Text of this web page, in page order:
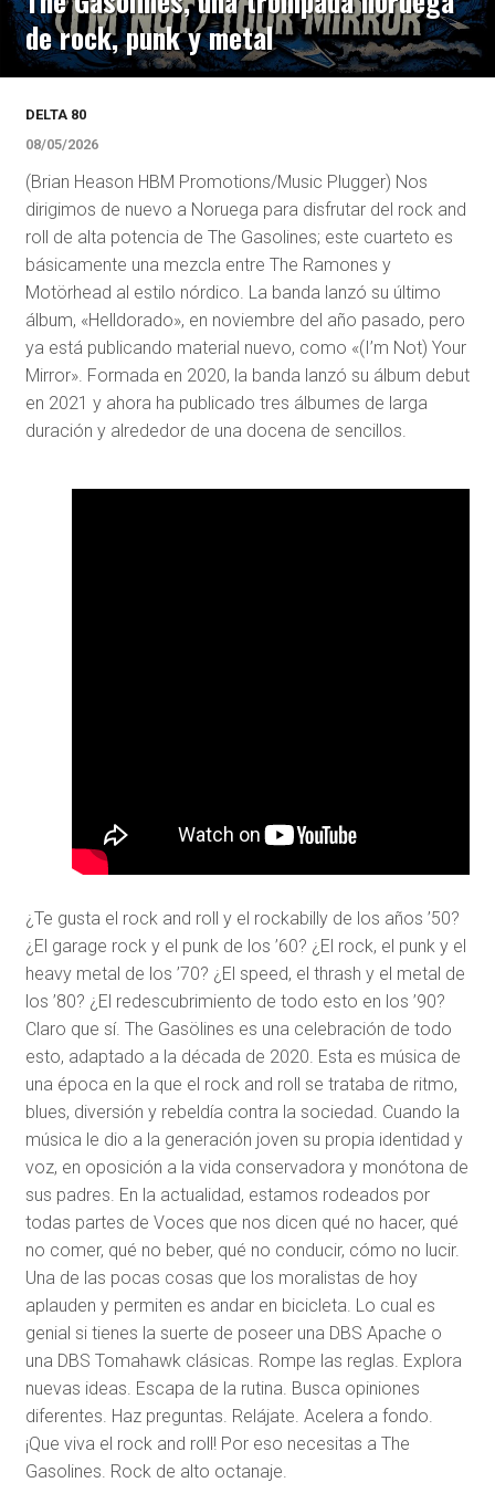
de rock, punk y metal
DELTA 80
08/05/2026
(Brian Heason HBM Promotions/Music Plugger) Nos
dirigimos de nuevo a Noruega para disfrutar del rock and
roll de alta potencia de The Gasolines; este cuarteto es
básicamente una mezcla entre The Ramones y
Motörhead al estilo nórdico. La banda lanzó su último
álbum, «Helldorado», en noviembre del año pasado, pero
ya está publicando material nuevo, como «(I’m Not) Your
Mirror». Formada en 2020, la banda lanzó su álbum debut
en 2021 y ahora ha publicado tres álbumes de larga
duración y alrededor de una docena de sencillos.
¿Te gusta el rock and roll y el rockabilly de los años ’50?
¿El garage rock y el punk de los ’60? ¿El rock, el punk y el
heavy metal de los ’70? ¿El speed, el thrash y el metal de
los ’80? ¿El redescubrimiento de todo esto en los ’90?
Claro que sí. The Gasölines es una celebración de todo
esto, adaptado a la década de 2020. Esta es música de
una época en la que el rock and roll se trataba de ritmo,
blues, diversión y rebeldía contra la sociedad. Cuando la
música le dio a la generación joven su propia identidad y
voz, en oposición a la vida conservadora y monótona de
sus padres. En la actualidad, estamos rodeados por
todas partes de Voces que nos dicen qué no hacer, qué
no comer, qué no beber, qué no conducir, cómo no lucir.
Una de las pocas cosas que los moralistas de hoy
aplauden y permiten es andar en bicicleta. Lo cual es
genial si tienes la suerte de poseer una DBS Apache o
una DBS Tomahawk clásicas. Rompe las reglas. Explora
nuevas ideas. Escapa de la rutina. Busca opiniones
diferentes. Haz preguntas. Relájate. Acelera a fondo.
¡Que viva el rock and roll! Por eso necesitas a The
Gasolines. Rock de alto octanaje.